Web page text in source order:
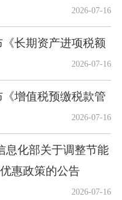
2026-07-16
长期资产进项税额
2026-07-16
增值税预缴税款管
2026-07-16
息化部关于调整节能
惠政策的公告
2026-07-16